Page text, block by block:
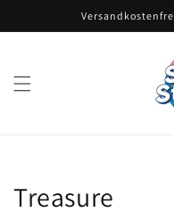
Inhalt
Kategorie:
Treasure